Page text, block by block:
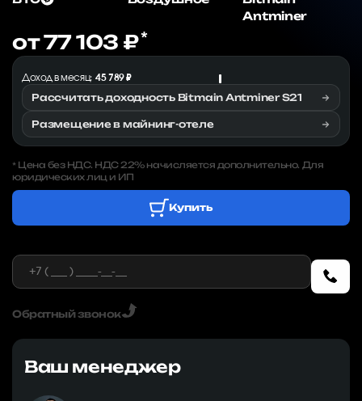
Antminer
от 77 103 ₽*
Доход в месяц: 45 789 ₽
Рассчитать доходность Bitmain Antminer S21
Размещение в майнинг-отеле
* Цена без НДС. НДС 22% начисляется дополнительно. Для
юридических лиц и ИП
Купить
Обратный звонок
Ваш менеджер